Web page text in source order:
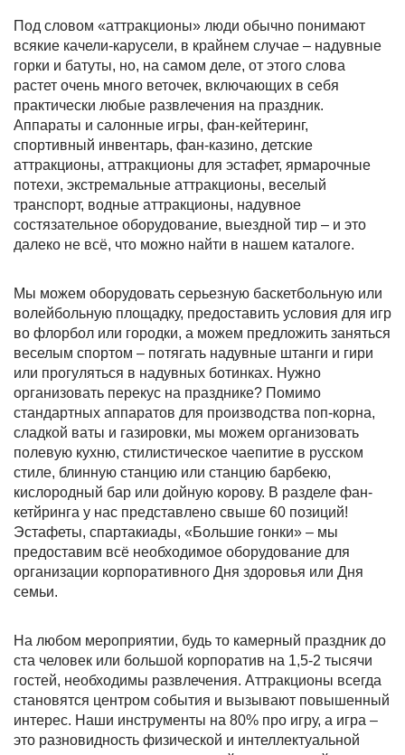
Под словом «аттракционы» люди обычно понимают
всякие качели-карусели, в крайнем случае – надувные
горки и батуты, но, на самом деле, от этого слова
растет очень много веточек, включающих в себя
практически любые развлечения на праздник.
Аппараты и салонные игры, фан-кейтеринг,
спортивный инвентарь, фан-казино, детские
аттракционы, аттракционы для эстафет, ярмарочные
потехи, экстремальные аттракционы, веселый
транспорт, водные аттракционы, надувное
состязательное оборудование, выездной тир – и это
далеко не всё, что можно найти в нашем каталоге.
Мы можем оборудовать серьезную баскетбольную или
волейбольную площадку, предоставить условия для игр
во флорбол или городки, а можем предложить заняться
веселым спортом – потягать надувные штанги и гири
или прогуляться в надувных ботинках. Нужно
организовать перекус на празднике? Помимо
стандартных аппаратов для производства поп-корна,
сладкой ваты и газировки, мы можем организовать
полевую кухню, стилистическое чаепитие в русском
стиле, блинную станцию или станцию барбекю,
кислородный бар или дойную корову. В разделе фан-
кетйринга у нас представлено свыше 60 позиций!
Эстафеты, спартакиады, «Большие гонки» – мы
предоставим всё необходимое оборудование для
организации корпоративного Дня здоровья или Дня
семьи.
На любом мероприятии, будь то камерный праздник до
ста человек или большой корпоратив на 1,5-2 тысячи
гостей, необходимы развлечения. Аттракционы всегда
становятся центром события и вызывают повышенный
интерес. Наши инструменты на 80% про игру, а игра –
это разновидность физической и интеллектуальной